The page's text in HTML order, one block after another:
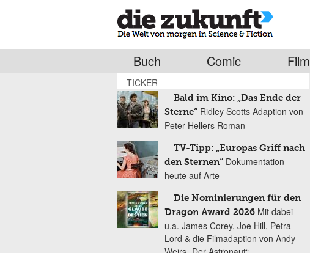
Buch Comic Film
TICKER
Bald im Kino: „Das Ende der
Sterne“ Ridley Scotts Adaption von
Peter Hellers Roman
TV-Tipp: „Europas Griff nach
den Sternen“ Dokumentation
heute auf Arte
Die Nominierungen für den
Dragon Award 2026 Mit dabei
u.a. James Corey, Joe Hill, Petra
Lord & die Filmadaption von Andy